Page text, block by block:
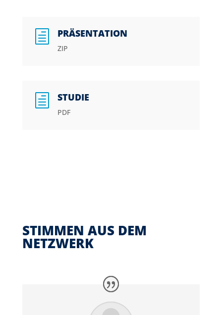
h PRÄSENTATION
ZIP
h STUDIE
PDF
STIMMEN AUS DEM
NETZWERK